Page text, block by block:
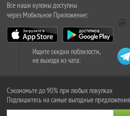
Все наши купоны доступны
через Мобильное Приложение:
Ищите скидки поблизости,
не выходя из чата:
Сэкономьте до 90% при любых покупках
Подпишитесь на самые выгодные предложения